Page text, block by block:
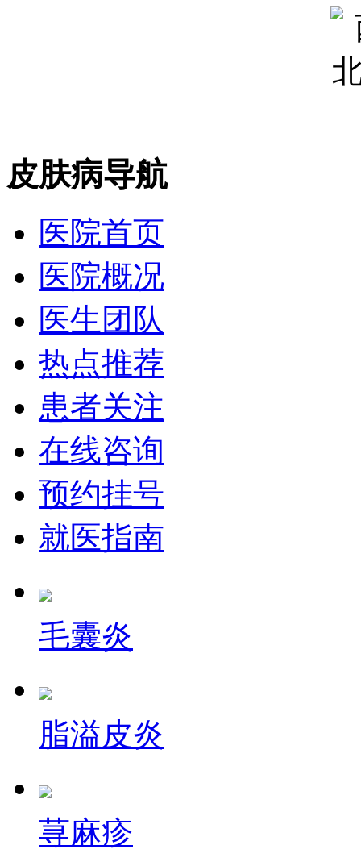
皮肤病导航
医院首页
医院概况
医生团队
热点推荐
患者关注
在线咨询
预约挂号
就医指南
毛囊炎
脂溢皮炎
荨麻疹